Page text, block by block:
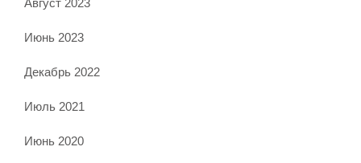
Август 2023
Июнь 2023
Декабрь 2022
Июль 2021
Июнь 2020